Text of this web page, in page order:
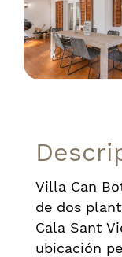
Villa Can
de dos
Cala Sant
ubicación